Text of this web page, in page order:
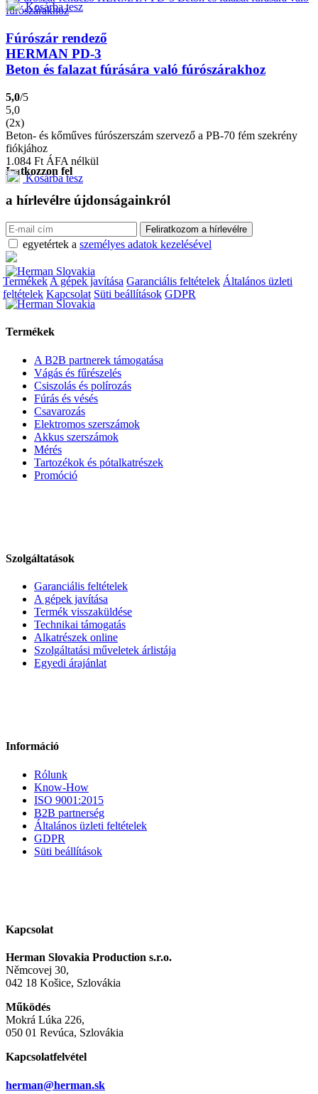
Kosárba tesz
Fúrószár rendező
HERMAN PD-3
Beton és falazat fúrására való fúrószárakhoz
5,0/5
5,0
(2x)
Beton- és kőműves fúrószerszám szervező a PB-70 fém szekrény
fiókjához
1.084 Ft ÁFA nélkül
Kosárba tesz
Iratkozzon fel
a hírlevélre újdonságainkról
egyetértek a személyes adatok kezelésével
Termékek A gépek javítása Garanciális feltételek Általános üzleti
feltételek Kapcsolat Süti beállítások GDPR
Termékek
A B2B partnerek támogatása
Vágás és fűrészelés
Csiszolás és polírozás
Fúrás és vésés
Csavarozás
Elektromos szerszámok
Akkus szerszámok
Mérés
Tartozékok és pótalkatrészek
Promóció
Szolgáltatások
Garanciális feltételek
A gépek javítása
Termék visszaküldése
Technikai támogatás
Alkatrészek online
Szolgáltatási műveletek árlistája
Egyedi árajánlat
Információ
Rólunk
Know-How
ISO 9001:2015
B2B partnerség
Általános üzleti feltételek
GDPR
Süti beállítások
Kapcsolat
Herman Slovakia Production s.r.o.
Němcovej 30,
042 18 Košice, Szlovákia
Működés
Mokrá Lúka 226,
050 01 Revúca, Szlovákia
Kapcsolatfelvétel
herman@herman.sk